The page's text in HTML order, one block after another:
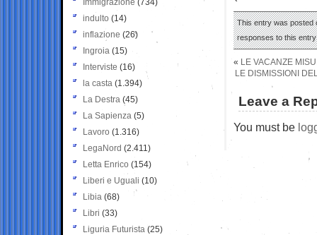
This entry was posted
responses to this
« LE VACANZE
LE DISMISSIONI
Leave a
You must be
Immigrazione (734)
indulto (14)
inflazione (26)
Ingroia (15)
Interviste (16)
la casta (1.394)
La Destra (45)
La Sapienza (5)
Lavoro (1.316)
LegaNord (2.411)
Letta Enrico (154)
Liberi e Uguali (10)
Libia (68)
Libri (33)
Liguria Futurista (25)